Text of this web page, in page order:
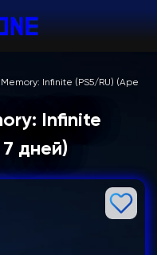
Memory: Infinite (PS5/RU) (Аренда
Infinite
дней)